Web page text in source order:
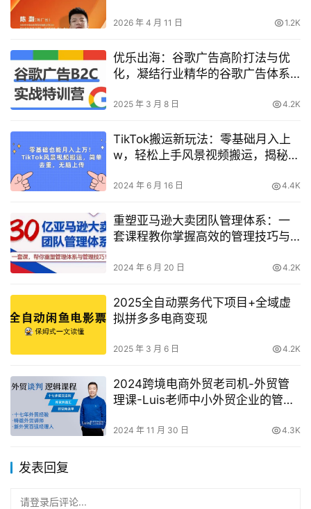
语料运营及coze平台智能体搭建全
2026 年 4 月 11 日 1.2K
优乐出海：谷歌广告高阶打法与优
化，凝结行业精华的谷歌广告体系
2025 年 3 月 8 日 4.2K
TikTok搬运新玩法：零基础月入上
w，轻松上手风景视频搬运，揭秘无
2024 年 6 月 16 日 4.4K
重塑亚马逊大卖团队管理体系：一
套课程教你掌握高效的管理技巧与
2024 年 6 月 20 日 4.2K
2025全自动票务代下项目+全域虚
拟拼多多电商变现
2025 年 3 月 6 日 4.2K
2024跨境电商外贸老司机-外贸管
理课-Luis老师中小外贸企业的管理
2024 年 11 月 30 日 4.3K
发表回复
请登录后评论...